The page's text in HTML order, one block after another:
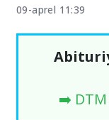
09-aprel 11:39
➡️ DTM